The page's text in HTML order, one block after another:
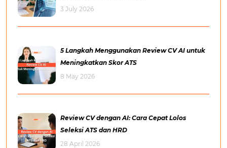
3 July 2026
5 Langkah Menggunakan Review CV AI untuk
Meningkatkan Skor ATS
8 May 2026
Review CV dengan AI: Cara Cepat Lolos
Seleksi ATS dan HRD
28 April 2026